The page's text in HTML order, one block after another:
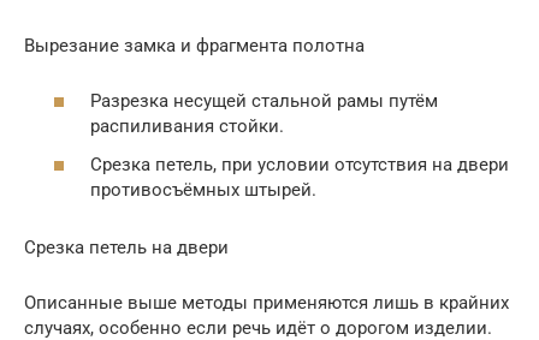
Вырезание замка и фрагмента полотна
Разрезка несущей стальной рамы путём
распиливания стойки.
Срезка петель, при условии отсутствия на двери
противосъёмных штырей.
Срезка петель на двери
Описанные выше методы применяются лишь в крайних
случаях, особенно если речь идёт о дорогом изделии.